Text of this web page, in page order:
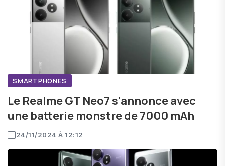
SMARTPHONES
Le Realme GT Neo7 s'annonce avec
une batterie monstre de 7000 mAh
24/11/2024 À 12:12